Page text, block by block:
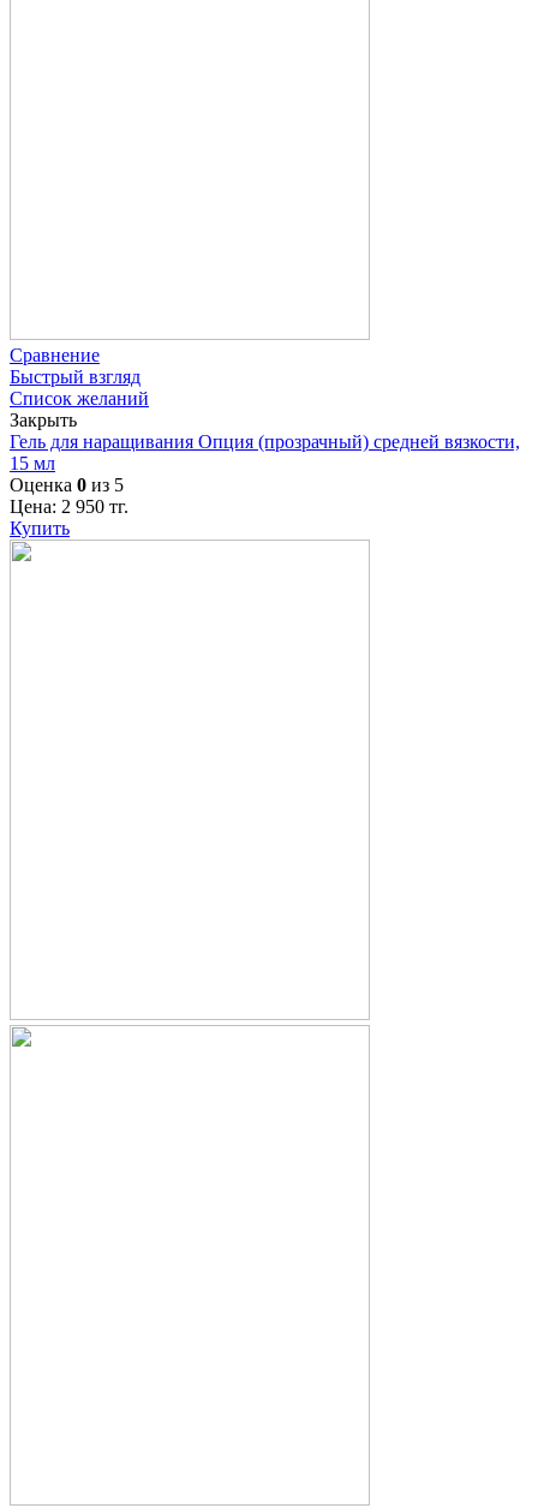
Сравнение
Быстрый взгляд
Список желаний
Закрыть
Гель для наращивания Опция (прозрачный) средней вязкости,
15 мл
Оценка 0 из 5
Цена: 2 950 тг.
Купить